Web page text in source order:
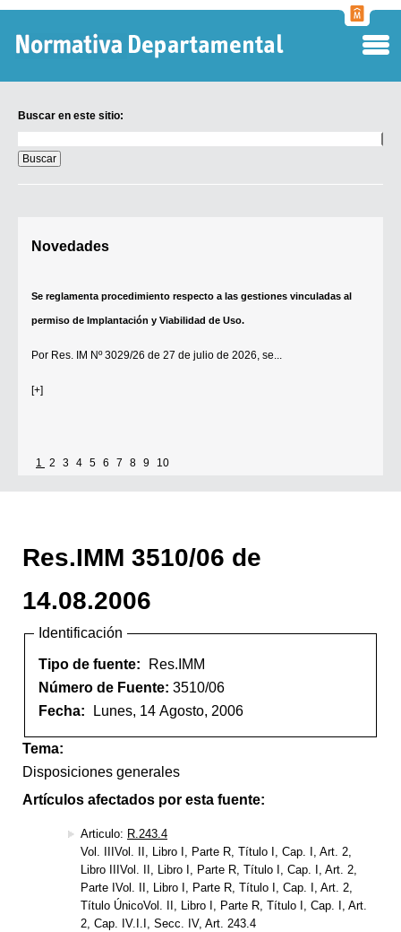
Buscar en este sitio:
en
este
sitio:
Novedades
Se reglamenta procedimiento respecto a las gestiones vinculadas al
permiso de Implantación y Viabilidad de Uso.
Por Res. IM Nº 3029/26 de 27 de julio de 2026, se...
[+]
1 2 3 4 5 6 7 8 9 10
Res.IMM 3510/06 de
14.08.2006
Identificación
Tipo de fuente:
Res.IMM
Número de Fuente: 3510/06
Fecha:
Lunes, 14 Agosto, 2006
Tema:
Disposiciones generales
Artículos afectados por esta fuente:
Articulo: R.243.4
Vol. IIIVol. II, Libro I, Parte R, Título I, Cap. I, Art. 2,
Libro IIIVol. II, Libro I, Parte R, Título I, Cap. I, Art. 2,
Parte IVol. II, Libro I, Parte R, Título I, Cap. I, Art. 2,
Título ÚnicoVol. II, Libro I, Parte R, Título I, Cap. I, Art.
2, Cap. IV.I.I, Secc. IV, Art. 243.4